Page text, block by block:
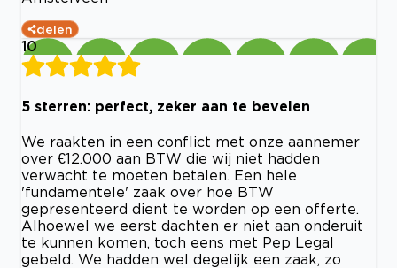
delen
10
5 sterren: perfect, zeker aan te bevelen
We raakten in een conflict met onze aannemer
over €12.000 aan BTW die wij niet hadden
verwacht te moeten betalen. Een hele
'fundamentele' zaak over hoe BTW
gepresenteerd dient te worden op een offerte.
Alhoewel we eerst dachten er niet aan onderuit
te kunnen komen, toch eens met Pep Legal
gebeld. We hadden wel degelijk een zaak, zo